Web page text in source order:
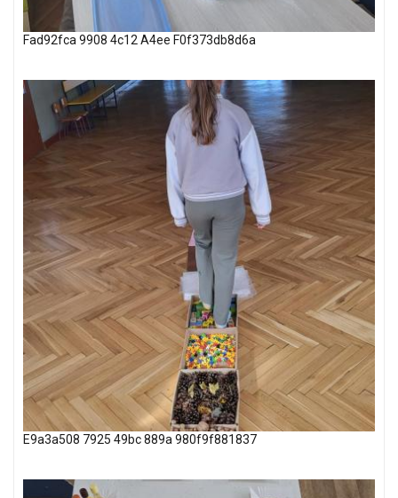
Fad92fca 9908 4c12 A4ee F0f373db8d6a
E9a3a508 7925 49bc 889a 980f9f881837